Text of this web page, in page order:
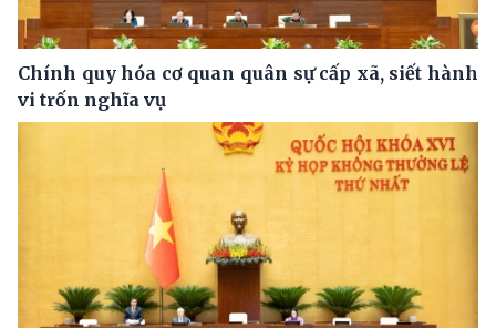
Chính quy hóa cơ quan quân sự cấp xã, siết hành
vi trốn nghĩa vụ